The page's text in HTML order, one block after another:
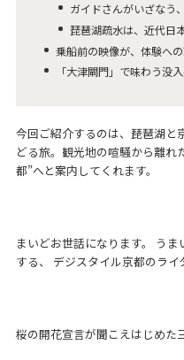
ガイドさんがいざなう
琵琶湖疏水は、近代日
乗船前の映像が、体験へ
「大津閘門」で味わう没
今回ご紹介するのは、琵琶湖と
どる旅。観光地の喧騒から離れ
都”へと案内してくれます。
まいどお世話になります。 う
する、 デジスタイル京都のライ
桜の開花宣言が聞こえはじめた